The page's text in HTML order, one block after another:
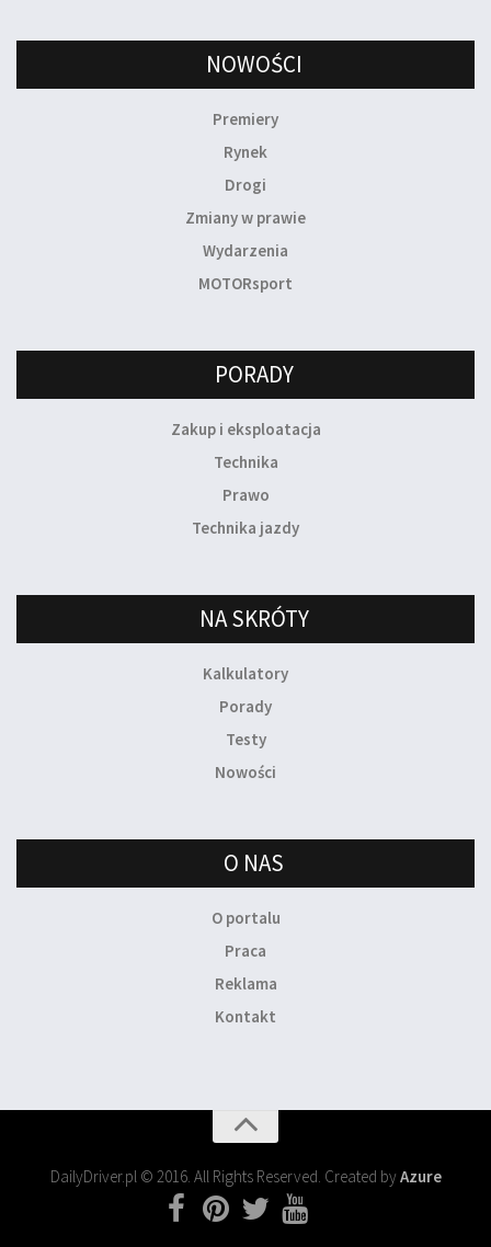
NOWOŚCI
Premiery
Rynek
Drogi
Zmiany w prawie
Wydarzenia
MOTORsport
PORADY
Zakup i eksploatacja
Technika
Prawo
Technika jazdy
NA SKRÓTY
Kalkulatory
Porady
Testy
Nowości
O NAS
O portalu
Praca
Reklama
Kontakt
DailyDriver.pl © 2016. All Rights Reserved. Created byAzure